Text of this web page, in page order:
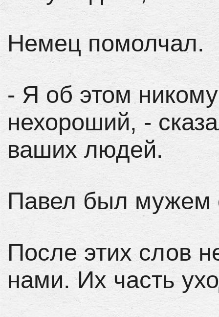
Немец помолчал.
- Я об этом
нехороший, -
ваших людей.
Павел был мужем
После этих слов
нами. Их часть